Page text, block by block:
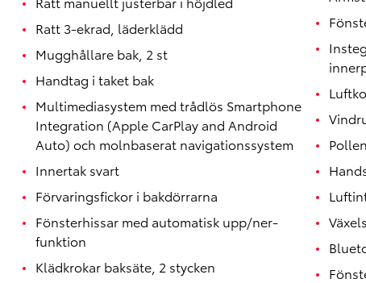
Ratt 3-ekrad, läderklädd
Mugghållare bak, 2 st
Handtag i taket bak
Multimediasystem med trådlös Smartphone
Integration (Apple CarPlay and Android
Auto) och molnbaserat navigationssystem
Innertak svart
Förvaringsfickor i bakdörrarna
Fönsterhissar med automatisk upp/ner-
funktion
Klädkrokar baksäte, 2 stycken